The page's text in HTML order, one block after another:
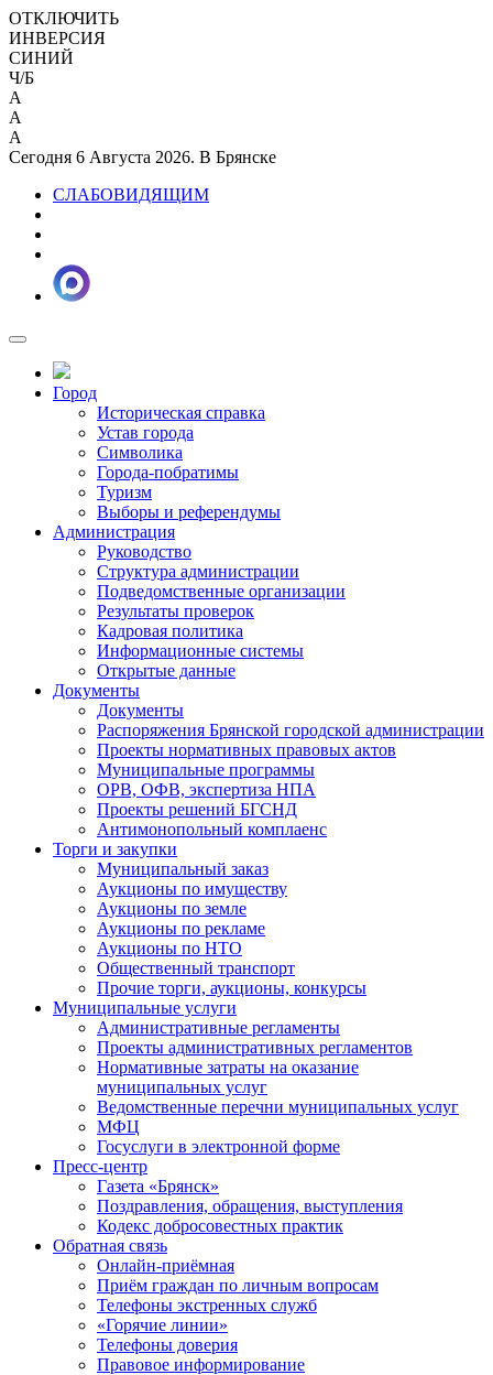
ОТКЛЮЧИТЬ
ИНВЕРСИЯ
СИНИЙ
Ч/Б
A
A
A
Сегодня 6 Августа 2026. В Брянске
СЛАБОВИДЯЩИМ
Город
Историческая справка
Устав города
Символика
Города-побратимы
Туризм
Выборы и референдумы
Администрация
Руководство
Структура администрации
Подведомственные организации
Результаты проверок
Кадровая политика
Информационные системы
Открытые данные
Документы
Документы
Распоряжения Брянской городской администрации
Проекты нормативных правовых актов
Муниципальные программы
ОРВ, ОФВ, экспертиза НПА
Проекты решений БГСНД
Антимонопольный комплаенс
Торги и закупки
Муниципальный заказ
Аукционы по имуществу
Аукционы по земле
Аукционы по рекламе
Аукционы по НТО
Общественный транспорт
Прочие торги, аукционы, конкурсы
Муниципальные услуги
Административные регламенты
Проекты административных регламентов
Нормативные затраты на оказание
муниципальных услуг
Ведомственные перечни муниципальных услуг
МФЦ
Госуслуги в электронной форме
Пресс-центр
Газета «Брянск»
Поздравления, обращения, выступления
Кодекс добросовестных практик
Обратная связь
Онлайн-приёмная
Приём граждан по личным вопросам
Телефоны экстренных служб
«Горячие линии»
Телефоны доверия
Правовое информирование